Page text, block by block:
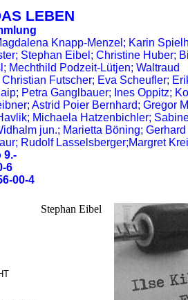
LEBEN
Knapp-Menzel; Karin
Stephan Eibel; Christine Huber;
Mechthild Podzeit-Lütjen; Waltraud
Futscher; Eva Scheufler;
Petra Ganglbauer; Ines Oppitz;
Astrid Poier Bernhard; Gregor
Michaela Hatzenbichler;
jun.; Marietta Böning; Gerhard
Rudolf Lasselsberger;Margret
9.-
6
00-4
Stephan Eibel